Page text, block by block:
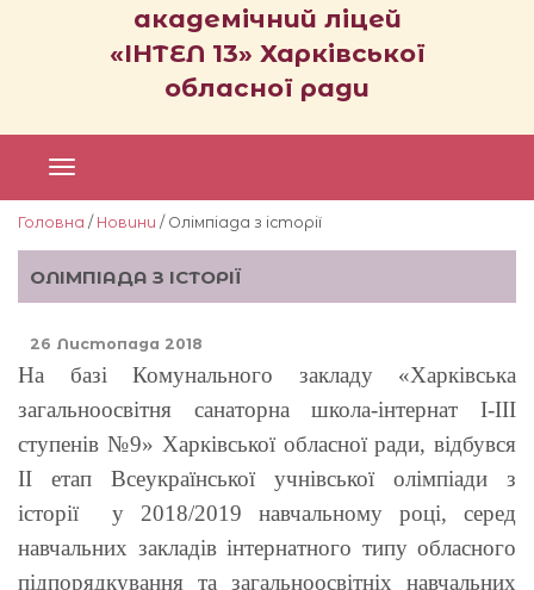
академічний ліцей
«ІНТЕЛ 13» Харківської
обласної ради
Головна / Новини / Олімпіада з історії
ОЛІМПІАДА З ІСТОРІЇ
26 Листопада 2018
На базі Комунального закладу «Харківська
загальноосвітня санаторна школа-інтернат І-ІІІ
ступенів №9» Харківської обласної ради, відбувся
ІІ етап Всеукраїнської учнівської олімпіади з
історії у 2018/2019 навчальному році, серед
навчальних закладів інтернатного типу обласного
підпорядкування та загальноосвітніх навчальних